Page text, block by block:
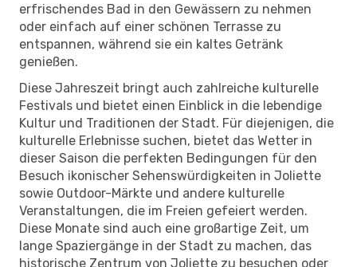
erfrischendes Bad in den Gewässern zu nehmen
oder einfach auf einer schönen Terrasse zu
entspannen, während sie ein kaltes Getränk
genießen.
Diese Jahreszeit bringt auch zahlreiche kulturelle
Festivals und bietet einen Einblick in die lebendige
Kultur und Traditionen der Stadt. Für diejenigen, die
kulturelle Erlebnisse suchen, bietet das Wetter in
dieser Saison die perfekten Bedingungen für den
Besuch ikonischer Sehenswürdigkeiten in Joliette
sowie Outdoor-Märkte und andere kulturelle
Veranstaltungen, die im Freien gefeiert werden.
Diese Monate sind auch eine großartige Zeit, um
lange Spaziergänge in der Stadt zu machen, das
historische Zentrum von Joliette zu besuchen oder